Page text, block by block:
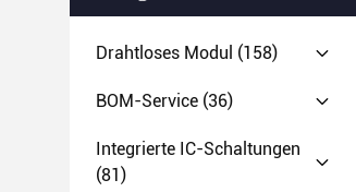
Drahtloses Modul (158)
BOM-Service (36)
Integrierte IC-Schaltungen
(81)